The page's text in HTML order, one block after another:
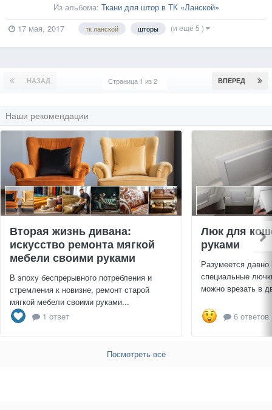
Из альбома: Ткани для штор в ТК «Ланской»
17 мая, 2017
тк ланской шторы (и ещё 5 )
НАЗАД ВПЕРЕД
Страница 1 из 2
Наши рекомендации
Вторая жизнь дивана:
искусство ремонта мягкой
мебели своими руками
В эпоху беспрерывного потребления и
стремления к новизне, ремонт старой
мягкой мебели своими руками...
1 ответ
Люк для
руками
Разумеется
специальные
можно врезать в
6 ответов
Посмотреть всё